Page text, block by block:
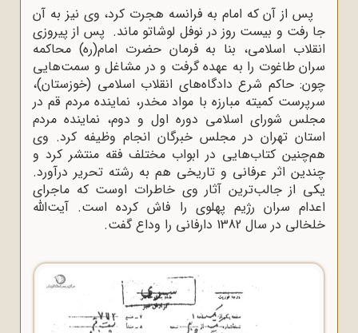
پس از آن که امام به فرانسه هجرت کرد، وى نیز به آن
جا رفت و بیست روز در نوفل لوشاتو ماند. پس از پیروزى
انقلاب اسلامى، بنا به فرمان حضرت امام(ره) محاکمه
سران طاغوت را به عهده گرفت و در مشاغل و سمت‌هایى
چون: حاکم شرع دادگاه‌هاى انقلاب اسلامى (خوزستان)،
سرپرست کمیته مبارزه با مواد مخدر، نماینده مردم قم در
مجلس شوراى اسلامى دوره اول و دوم، نماینده مردم
استان تهران در مجلس خبرگان انجام وظیفه کرد. وى
هم‌چنین کتاب‌هایى در ابواب مختلف فقه منتشر کرد و
چندین اثر عرفانى و تاریخى هم به رشته تحریر درآورد.
یکى از جالب‌ترین آثار وى خاطرات اوست که ماجراى
اعدام سران رژیم پهلوى را فاش کرده است. آیت‌اللّه‌
خلخالى در سال 1382 دارفانى را وداع گفت.